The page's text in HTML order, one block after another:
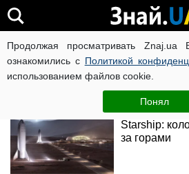
Продолжая просматривать Znaj.ua
ознакомились с Политикой
использованием файлов cookie.
Понял
SpaceX
SpaceX
Starship:
за горами